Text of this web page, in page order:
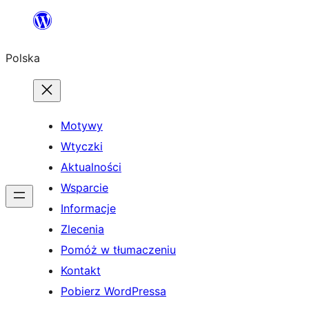
Przejdź
treści
Polska
Motywy
Wtyczki
Aktualności
Wsparcie
Informacje
Zlecenia
Pomóż w tłumaczeniu
Kontakt
Pobierz WordPressa